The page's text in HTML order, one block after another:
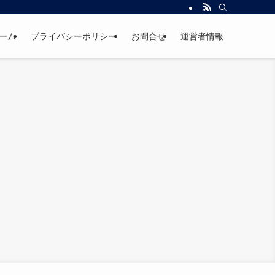
ム プライバシーポリシー お問合せ 運営者情報